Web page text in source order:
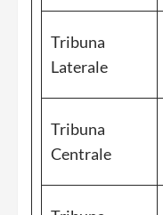
Tribuna
Laterale
Tribuna
Centrale